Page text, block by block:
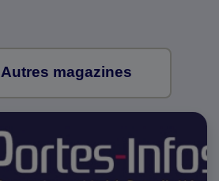
Autres magazines